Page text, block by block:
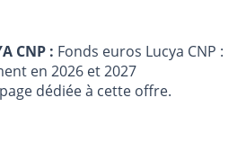
CNP : Fonds euros Lucya CNP :
en 2026 et 2027
dédiée à cette offre.